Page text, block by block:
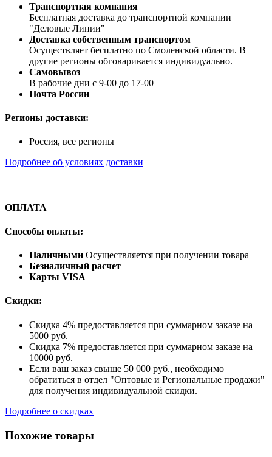
Транспортная компания
Бесплатная доставка до транспортной компании
"Деловые Линии"
Доставка собственным транспортом
Осуществляет бесплатно по Смоленской области. В
другие регионы обговаривается индивидуально.
Самовывоз
В рабочие дни с 9-00 до 17-00
Почта России
Регионы доставки:
Россия, все регионы
Подробнее об условиях доставки
ОПЛАТА
Способы оплаты:
Наличными Осуществляется при получении товара
Безналичный расчет
Карты VISA
Скидки:
Скидка 4% предоставляется при суммарном заказе на
5000 руб.
Скидка 7% предоставляется при суммарном заказе на
10000 руб.
Если ваш заказ свыше 50 000 руб., необходимо
обратиться в отдел "Оптовые и Региональные продажи"
для получения индивидуальной скидки.
Подробнее о скидках
Похожие товары